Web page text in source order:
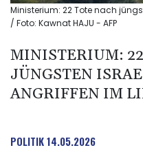
Ministerium: 22 Tote nach
/ Foto: Kawnat HAJU - AFP
MINISTERIUM:
JÜNGSTEN
ANGRIFFEN IM
POLITIK14.05.2026